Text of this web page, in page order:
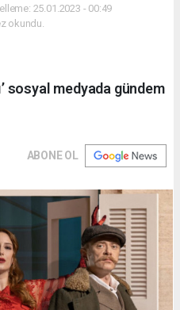
25.01.2023 - 00:49
okundu.
sosyal medyada gündem
ABONE OL